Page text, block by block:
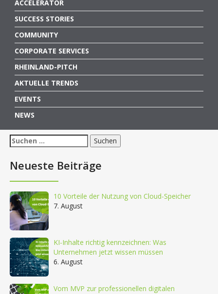
ACCELERATOR
SUCCESS STORIES
COMMUNITY
CORPORATE SERVICES
RHEINLAND-PITCH
AKTUELLE TRENDS
EVENTS
NEWS
Suchen
nach:
Neueste Beiträge
10 Vorteile der Nutzung von Cloud-Speicher
7. August
KI-Inhalte richtig kennzeichnen: Was
Unternehmen jetzt wissen müssen
6. August
Vom MVP zur professionellen digitalen